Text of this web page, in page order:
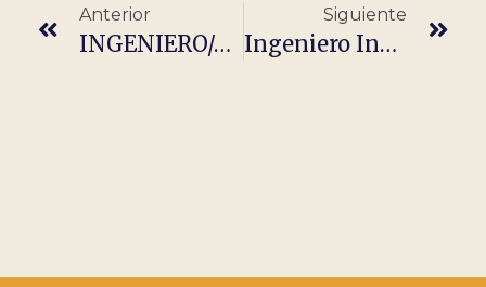
Anterior
INGENIERO/A MULTIDISCIPLINAR
Siguiente
Ingeniero Industrial – Dar Clases De Matemáticas